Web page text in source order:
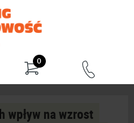
0
wpływ na wzrost